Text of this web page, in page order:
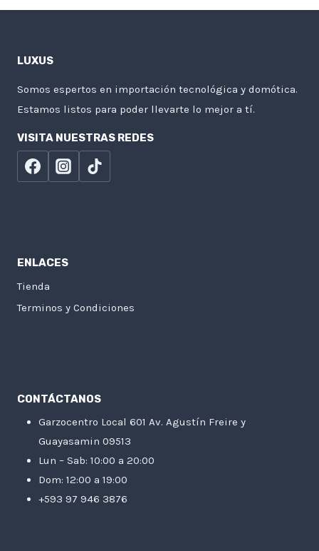
LUXUS
Somos espertos en importación tecnológica y domótica.
Estamos listos para poder llevarte lo mejor a tí.
VISITA NUESTRAS REDES
ENLACES
Tienda
Terminos y Condiciones
CONTÁCTANOS
Garzocentro Local 601 Av. Agustín Freire y
Guayasamin 09513
Lun – Sab: 10:00 a 20:00
Dom: 12:00 a 19:00
+593 97 946 3876